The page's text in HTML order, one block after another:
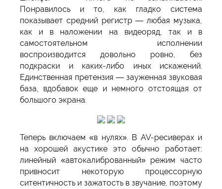
Понравилось и то, как гладко система
показывает средний регистр — любая музыка,
как и в наложении на видеоряд, так и в
самостоятельном исполнении
воспроизводится довольно ровно, без
подкраски и каких-либо иных искажений.
Единственная претензия — зауженная звуковая
база, вдобавок еще и немного отстоящая от
большого экрана.
Теперь включаем «в нулях». В AV-ресиверах и
на хорошей акустике это обычно работает:
линейный «автокалиброванный» режим часто
привносит некоторую процессорную
ситентичность и зажатость в звучание, поэтому